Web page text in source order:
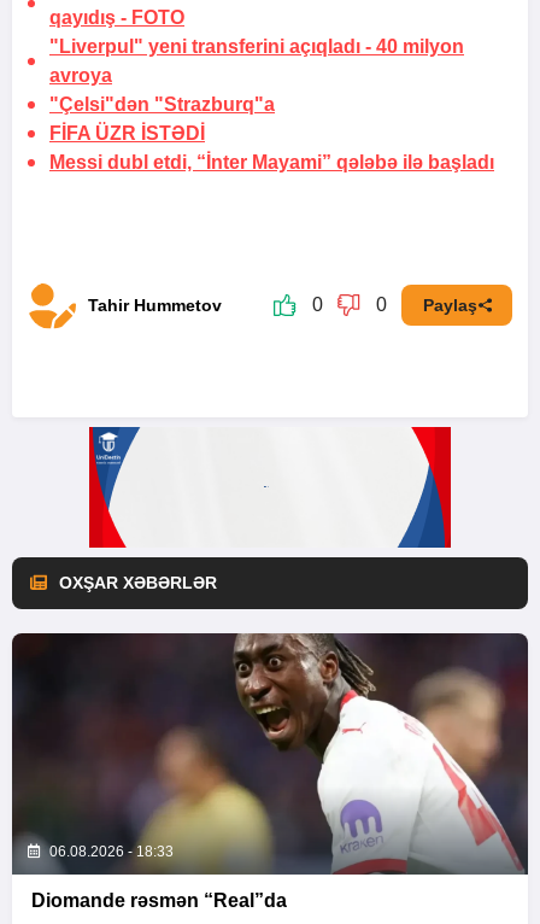
qayıdış - FOTO
"Liverpul" yeni transferini açıqladı - 40 milyon
avroya
"Çelsi"dən "Strazburq"a
FİFA ÜZR İSTƏDİ
Messi dubl etdi, “İnter Mayami” qələbə ilə başladı
Tahir Hummetov 0 0 Paylaş
OXŞAR XƏBƏRLƏR
06.08.2026 - 18:33
Diomande rəsmən “Real”da